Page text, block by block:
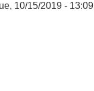
10/15/2019 - 13:09